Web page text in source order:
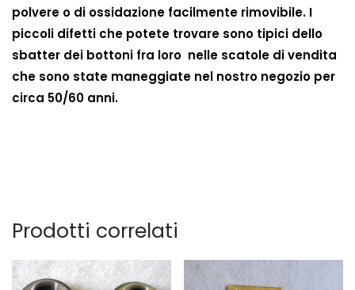
polvere o di ossidazione facilmente rimovibile. I
piccoli difetti che potete trovare sono tipici dello
sbatter dei bottoni fra loro nelle scatole di vendita
che sono state maneggiate nel nostro negozio per
circa 50/60 anni.
Prodotti correlati